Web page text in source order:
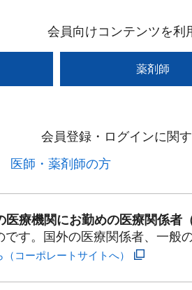
会員向けコンテンツを利
薬剤師
会員登録・ログインに関
医師・薬剤師の方​
医療機関にお勤めの医療関係者
す。国外の医療関係者、一般
コーポレートサイトへ）